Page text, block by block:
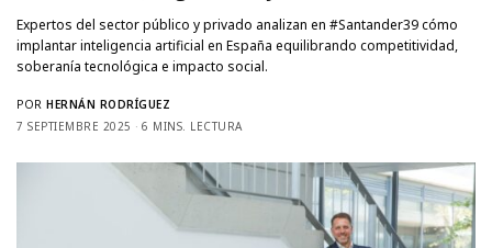
Expertos del sector público y privado analizan en #Santander39 cómo
implantar inteligencia artificial en España equilibrando competitividad,
soberanía tecnológica e impacto social.
POR HERNÁN RODRÍGUEZ
7 SEPTIEMBRE 2025
6 MINS. LECTURA